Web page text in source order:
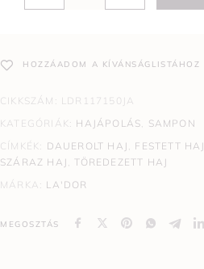
HOZZÁADOM A KÍVÁNSÁGLISTÁHOZ
CIKKSZÁM: LDR117150JA
KATEGÓRIÁK: HAJÁPOLÁS, SAMPON
CÍMKÉK: DAUEROLT HAJ , FESTETT HAJ
SZÁRAZ HAJ , TÖREDEZETT HAJ
MÁRKA: LA'DOR
MEGOSZTÁS